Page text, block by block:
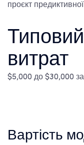
проєкт
витрат
$5,000 до $30,000
Вартість